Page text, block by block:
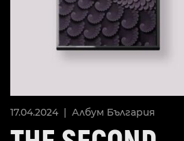
17.04.2024 | Албум България